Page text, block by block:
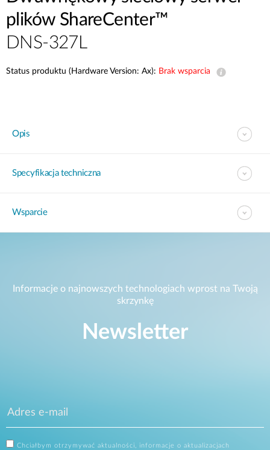
plików ShareCenter™
DNS-327L
Status produktu (Hardware Version: Ax): Brak wsparcia
Opis
Specyfikacja techniczna
Wsparcie
Informacje o najnowszych technologiach wprost na Twoją
skrzynkę
Newsletter
Chciałbym otrzymywać aktualności, informacje o aktualizacjach